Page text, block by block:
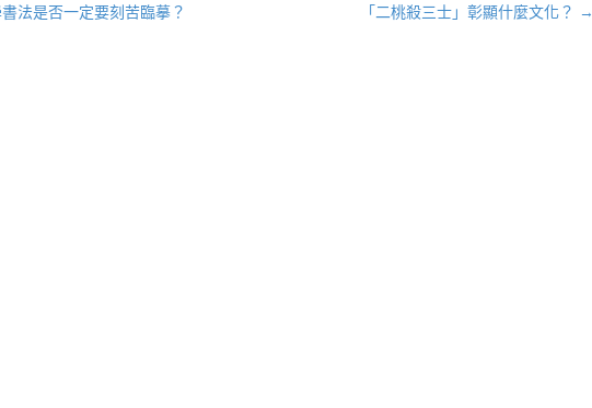
章導航列
法是否一定要刻苦臨摹？ 「二桃殺三士」彰顯什麼文化？ →